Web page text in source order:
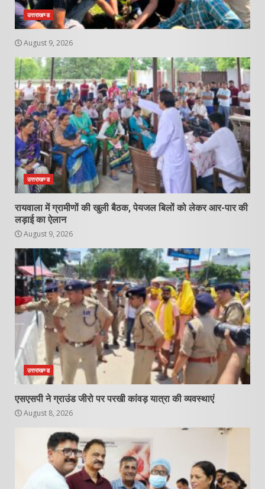
उत्तराखण्ड
August 9, 2026
उत्तराखण्ड
रायवाला में ग्रामीणों की खुली बैठक, पेयजल बिलों को लेकर आर-पार की
लड़ाई का ऐलान
August 9, 2026
उत्तराखण्ड
एसएसपी ने ग्राउंड जीरो पर परखी कांवड़ यात्रा की व्यवस्थाएं
August 8, 2026